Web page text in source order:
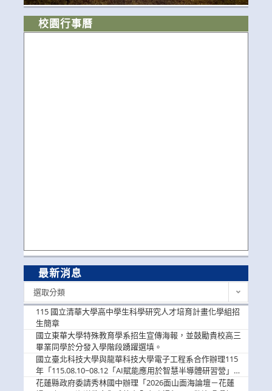
校園行事曆
最新消息
選取分類
115 國立清華大學高中學生科學研究人才培育計畫化學組招
生簡章
國立東華大學特殊教育學系招生宣傳海報，並鼓勵貴校高三
畢業同學於分發入學階段踴躍選填。
國立臺北科技大學與龍華科技大學電子工程系合作辦理115
年「115.08.10~08.12「AI賦能應用於智慧半導體研習營」，
歡迎學生踴躍報名參加
花蓮縣政府委請秀林國中辦理「2026面山面海論壇－花蓮